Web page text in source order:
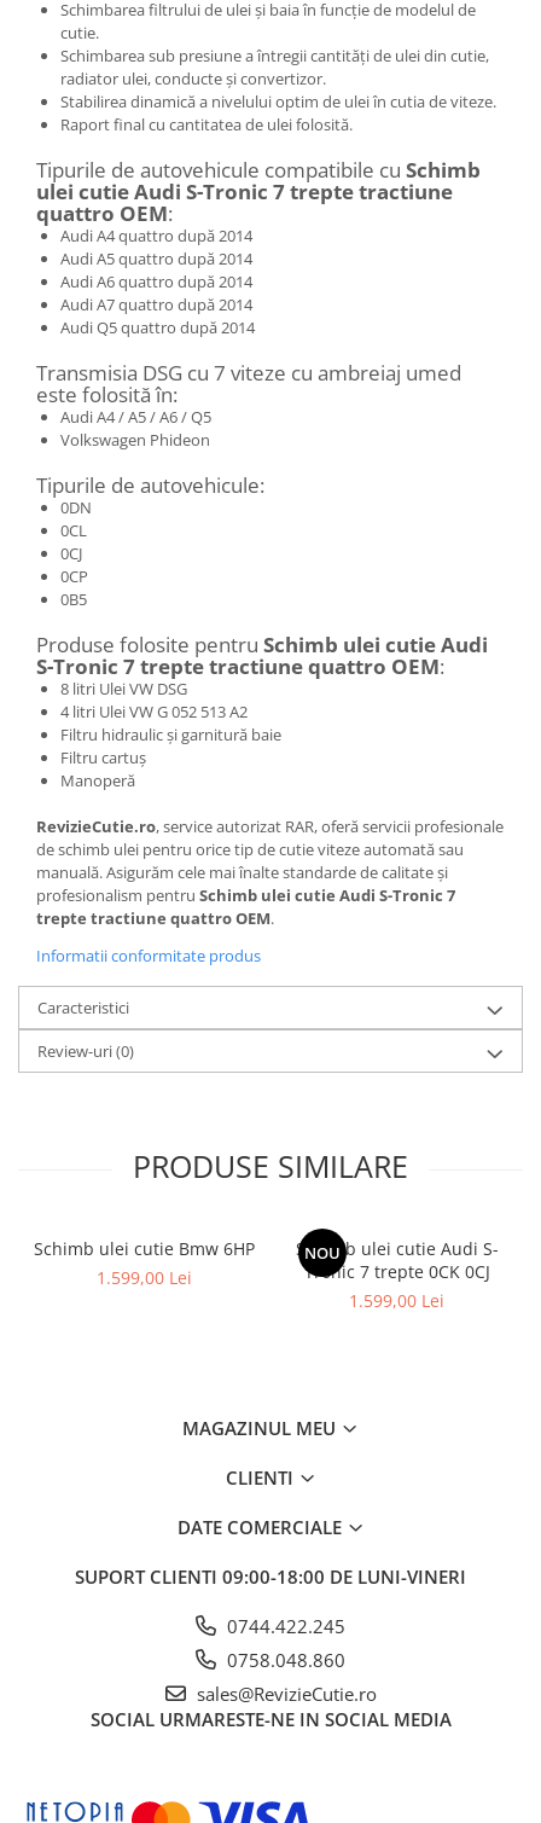
Schimbarea filtrului de ulei și baia în funcție de modelul de
cutie.
Schimbarea sub presiune a întregii cantități de ulei din cutie,
radiator ulei, conducte și convertizor.
Stabilirea dinamică a nivelului optim de ulei în cutia de viteze.
Raport final cu cantitatea de ulei folosită.
Tipurile de autovehicule compatibile cu Schimb
ulei cutie Audi S-Tronic 7 trepte tractiune
quattro OEM:
Audi A4 quattro după 2014
Audi A5 quattro după 2014
Audi A6 quattro după 2014
Audi A7 quattro după 2014
Audi Q5 quattro după 2014
Transmisia DSG cu 7 viteze cu ambreiaj umed
este folosită în:
Audi A4 / A5 / A6 / Q5
Volkswagen Phideon
Tipurile de autovehicule:
0DN
0CL
0CJ
0CP
0B5
Produse folosite pentru Schimb ulei cutie Audi
S-Tronic 7 trepte tractiune quattro OEM:
8 litri Ulei VW DSG
4 litri Ulei VW G 052 513 A2
Filtru hidraulic și garnitură baie
Filtru cartuș
Manoperă
RevizieCutie.ro, service autorizat RAR, oferă servicii profesionale
de schimb ulei pentru orice tip de cutie viteze automată sau
manuală. Asigurăm cele mai înalte standarde de calitate și
profesionalism pentru Schimb ulei cutie Audi S-Tronic 7
trepte tractiune quattro OEM.
Informatii conformitate produs
Caracteristici
Review-uri(0)
PRODUSE SIMILARE
Schimb ulei cutie Bmw 6HP
1.599,00 Lei
NOU
Schimb ulei cutie Audi S-
Tronic 7 trepte 0CK 0CJ
1.599,00 Lei
MAGAZINUL MEU
CLIENTI
DATE COMERCIALE
SUPORT CLIENTI 09:00-18:00 DE LUNI-VINERI
0744.422.245
0758.048.860
sales@RevizieCutie.ro
SOCIAL URMARESTE-NE IN SOCIAL MEDIA